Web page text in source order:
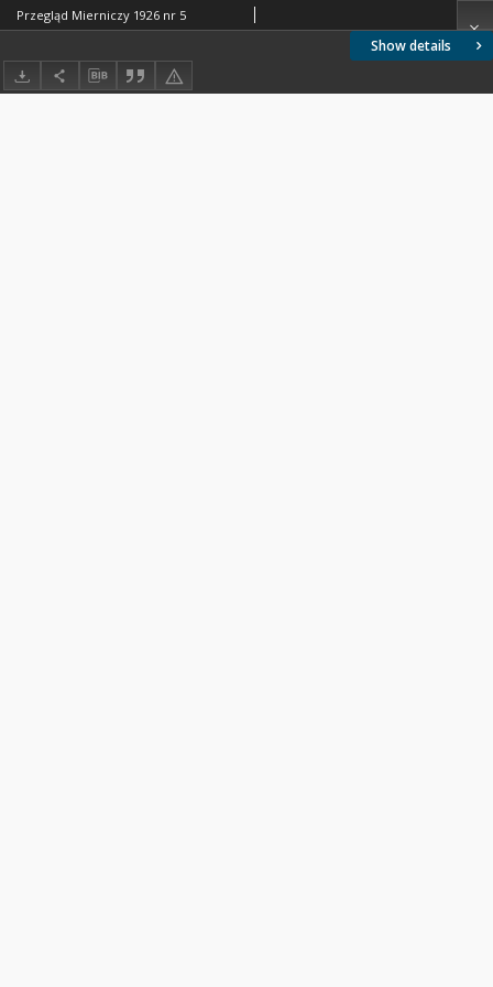
Show details
Przegląd Mierniczy 1926 nr 5